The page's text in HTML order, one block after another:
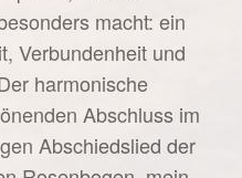
macht: ein
Verbundenheit und
harmonische
Abschluss im
Abschiedslied der